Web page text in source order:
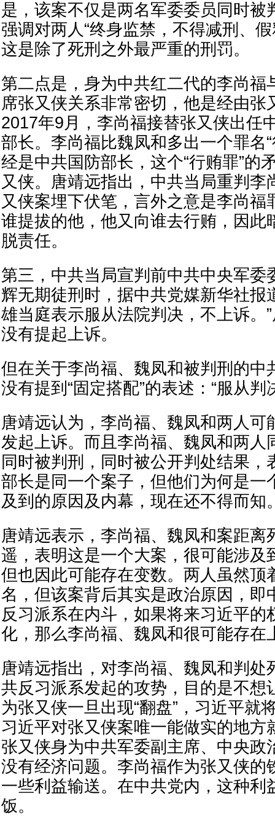
是，该案不仅是两名军委委员同时被
强调对两人“终身监禁，不得减刑、
这是除了死刑之外最严重的刑罚。
第二点是，身为中共红二代的李尚福
席张又侠关系非常密切，他是经由张
2017年9月，李尚福接替张又侠出任
部长。李尚福比魏凤和多出一个罪名
经是中共国防部长，这个“行贿罪”的
又侠。唐靖远指出，中共当局重判李
又侠案埋下伏笔，言外之意是李尚福
谁提拔的他，他又向谁去行贿，因此
脱责任。
第三，中共当局宣判前中共中央军委
辉无期徒刑时，据中共党媒新华社报
雄当庭表示服从法院判决，不上诉。
没有提起上诉。
但在关于李尚福、魏凤和被判刑的中
没有提到“固定搭配”的表述：“服从判
唐靖远认为，李尚福、魏凤和两人可
发起上诉。而且李尚福、魏凤和两人
同时被判刑，同时被公开判处结果，
部长是同一个案子，但他们为何是一
及到的原因及内幕，现在还不得而知
唐靖远表示，李尚福、魏凤和案距离
遥，表明这是一个大案，很可能涉及
但也因此可能存在变数。两人虽然顶
名，但该案背后其实是政治原因，即
反习派系在内斗，如果将来习近平的
化，那么李尚福、魏凤和很可能存在
唐靖远指出，对李尚福、魏凤和判处
共反习派系发起的攻势，目的是不想
为张又侠一旦出现“翻盘”，习近平就
习近平对张又侠案唯一能做实的地方
张又侠身为中共军委副主席、中央政
没有经济问题。李尚福作为张又侠的
一些利益输送。在中共党内，这种利
饭。